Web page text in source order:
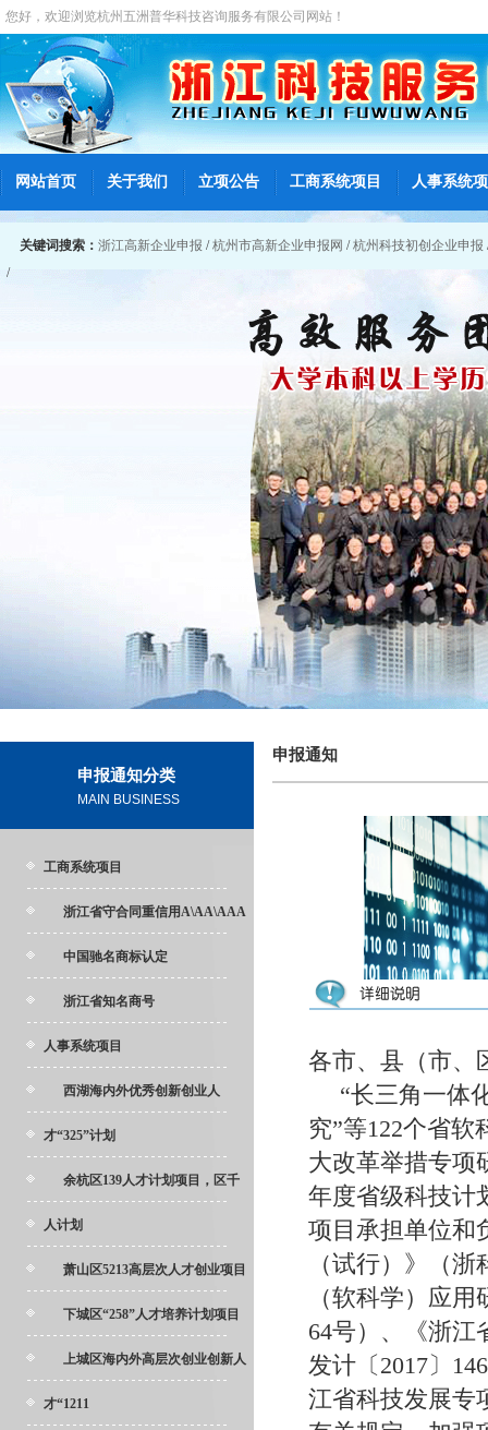
您好，欢迎浏览杭州五洲普华科技咨询服务有限公司 网站！
网站首页 关于我们 立项公告 工商系统项目 人事系统
关键词搜索： 浙江高新企业申报 /杭州市高新企业申报网 /杭州科技初创企业申报
/
申报通知分类
MAIN BUSINESS
工商系统项目
浙江省守合同重信用A\AA\AAA
中国驰名商标认定
浙江省知名商号
人事系统项目
西湖海内外优秀创新创业人
才“325”计划
余杭区139人才计划项目，区千
人计划
萧山区5213高层次人才创业项目
下城区“258”人才培养计划项目
上城区海内外高层次创业创新人
才“1211
申报通知
各市、县（市、
“长三角一体
究”等122个省
大改革举措专项
年度省级科技计
项目承担单位和
（试行）》（
（软科学）应
64号）、《浙江
发计〔2017〕
江省科技发展专